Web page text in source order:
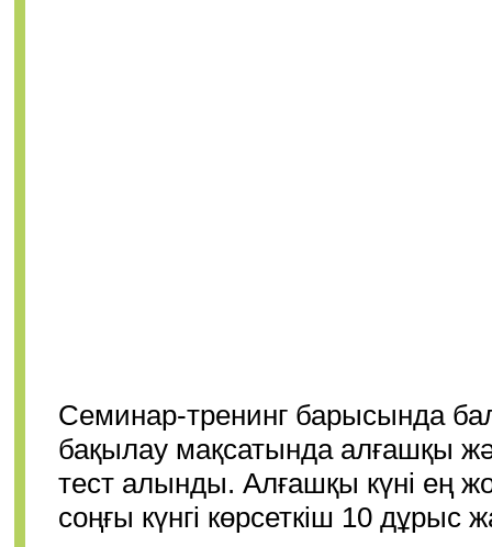
Семинар-тренинг барысында
бақылау мақсатында алғашқы
тест алынды. Алғашқы күні ең
соңғы күнгі көрсеткіш 10 дұрыс